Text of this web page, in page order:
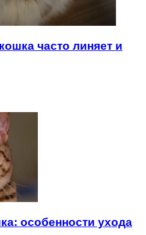
часто линяет и
особенности ухода